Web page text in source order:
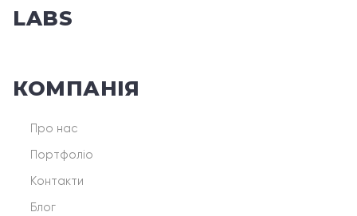
LABS
КОМПАНІЯ
Про нас
Портфоліо
Контакти
Блог